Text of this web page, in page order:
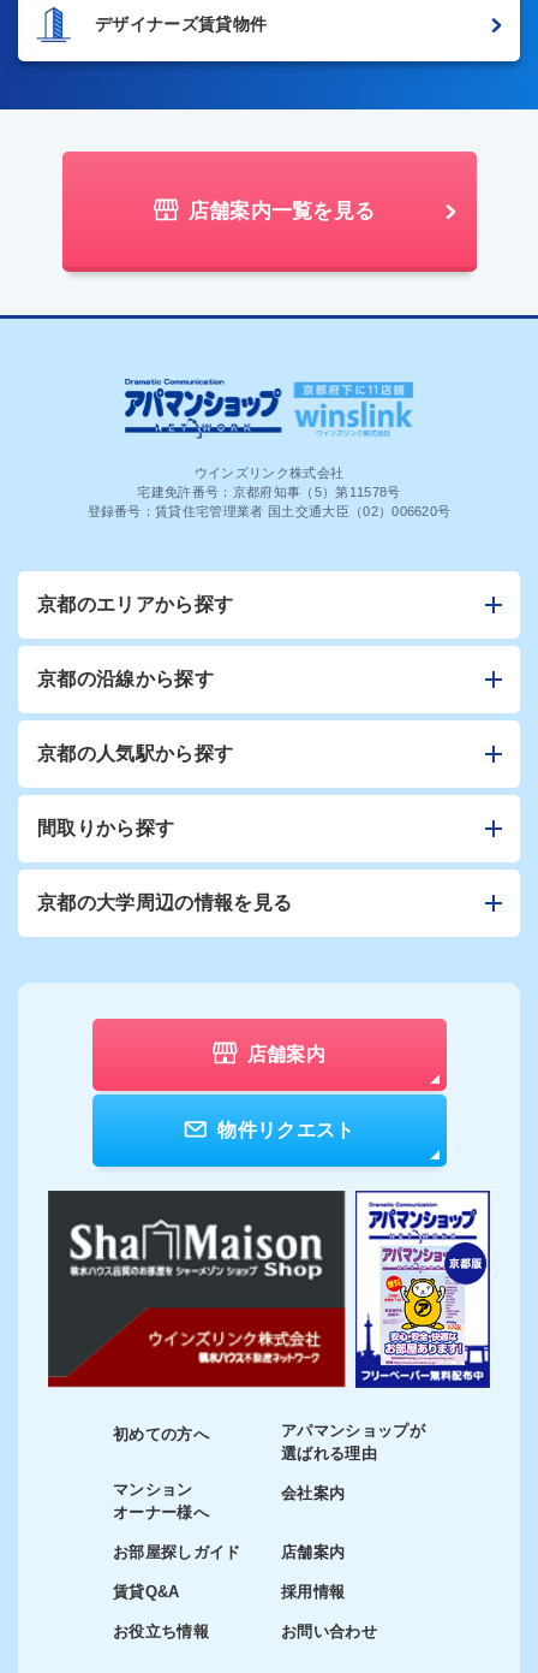
デザイナーズ賃貸物件
店舗案内一覧を見る
ウインズリンク株式会社
宅建免許番号：京都府知事（5）第11578号
登録番号：賃貸住宅管理業者 国土交通大臣（02）006620号
京都のエリアから探す
京都の沿線から探す
京都の人気駅から探す
間取りから探す
京都の大学周辺の情報を見る
店舗案内
物件リクエスト
初めての方へ
マンション
オーナー様へ
お部屋探しガイド
賃貸Q&A
お役立ち情報
アパマンショップが
選ばれる理由
会社案内
店舗案内
採用情報
お問い合わせ